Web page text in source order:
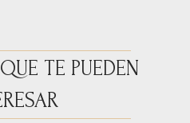
TE PUEDEN